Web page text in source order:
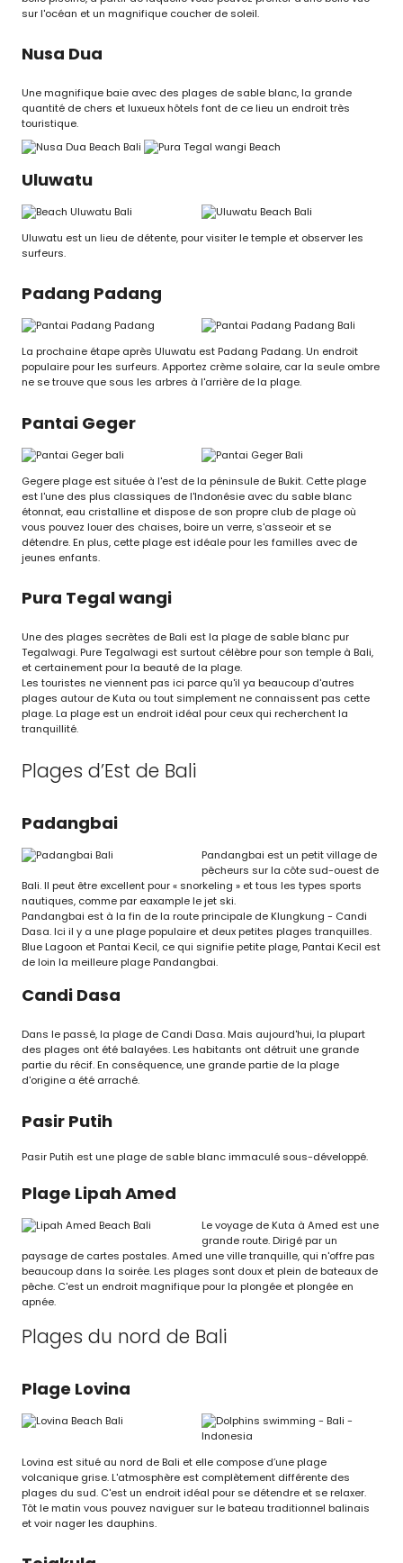
sur l'océan et un magnifique coucher de soleil.
Nusa Dua
Une magnifique baie avec des plages de sable blanc, la grande
quantité de chers et luxueux hôtels font de ce lieu un endroit très
touristique.
Uluwatu
Uluwatu est un lieu de détente, pour visiter le temple et observer les
surfeurs.
Padang Padang
La prochaine étape après Uluwatu est Padang Padang. Un endroit
populaire pour les surfeurs. Apportez crème solaire, car la seule ombre
ne se trouve que sous les arbres à l'arrière de la plage.
Pantai Geger
Gegere plage est située à l'est de la péninsule de Bukit. Cette plage
est l'une des plus classiques de l'Indonésie avec du sable blanc
étonnat, eau cristalline et dispose de son propre club de plage où
vous pouvez louer des chaises, boire un verre, s'asseoir et se
détendre. En plus, cette plage est idéale pour les familles avec de
jeunes enfants.
Pura Tegal wangi
Une des plages secrètes de Bali est la plage de sable blanc pur
Tegalwagi. Pure Tegalwagi est surtout célèbre pour son temple à Bali,
et certainement pour la beauté de la plage.
Les touristes ne viennent pas ici parce qu'il ya beaucoup d'autres
plages autour de Kuta ou tout simplement ne connaissent pas cette
plage. La plage est un endroit idéal pour ceux qui recherchent la
tranquillité.
Plages d’Est de Bali
Padangbai
Pandangbai est un petit village de
pêcheurs sur la côte sud-ouest de
Bali. Il peut être excellent pour « snorkeling » et tous les types sports
nautiques, comme par eaxample le jet ski.
Pandangbai est à la fin de la route principale de Klungkung - Candi
Dasa. Ici il y a une plage populaire et deux petites plages tranquilles.
Blue Lagoon et Pantai Kecil, ce qui signifie petite plage, Pantai Kecil est
de loin la meilleure plage Pandangbai.
Candi Dasa
Dans le passé, la plage de Candi Dasa. Mais aujourd'hui, la plupart
des plages ont été balayées. Les habitants ont détruit une grande
partie du récif. En conséquence, une grande partie de la plage
d'origine a été arraché.
Pasir Putih
Pasir Putih est une plage de sable blanc immaculé sous-développé.
Plage Lipah Amed
Le voyage de Kuta à Amed est une
grande route. Dirigé par un
paysage de cartes postales. Amed une ville tranquille, qui n'offre pas
beaucoup dans la soirée. Les plages sont doux et plein de bateaux de
pêche. C'est un endroit magnifique pour la plongée et plongée en
apnée.
Plages du nord de Bali
Plage Lovina
Lovina est situé au nord de Bali et elle compose d’une plage
volcanique grise. L'atmosphère est complètement différente des
plages du sud. C'est un endroit idéal pour se détendre et se relaxer.
Tôt le matin vous pouvez naviguer sur le bateau traditionnel balinais
et voir nager les dauphins.